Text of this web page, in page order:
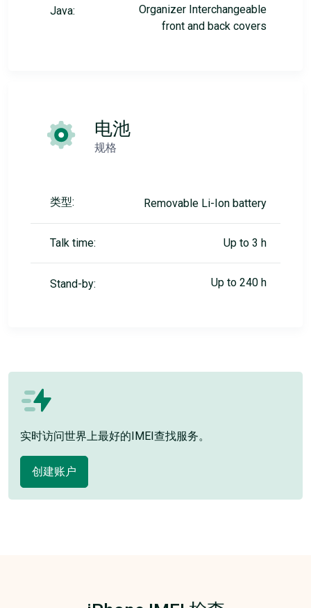
Java:
Organizer Interchangeable
front and back covers
电池
规格
类型: Removable Li-Ion battery
Talk time: Up to 3 h
Stand-by: Up to 240 h
实时访问世界上最好的IMEI查找服务。
创建账户